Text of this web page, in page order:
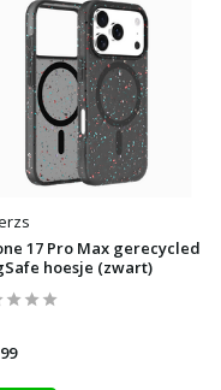
17 Pro Max gerecycled
hoesje (zwart)